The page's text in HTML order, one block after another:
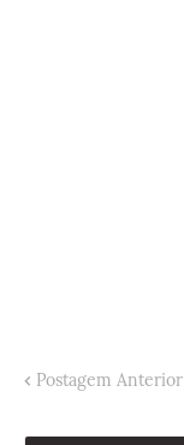
Postagem Anterior